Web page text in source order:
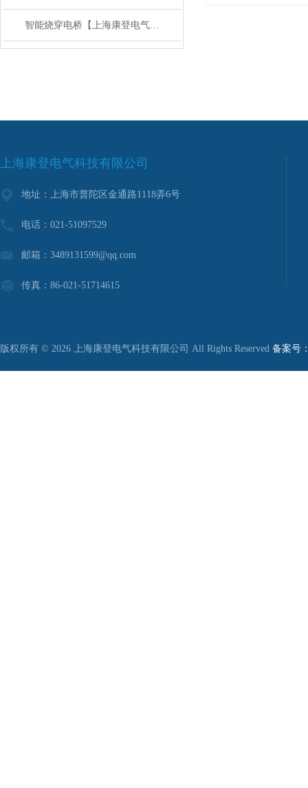
​ 智能烧穿电桥【上海康登电气】讲解
上海康登电气科技有限公司
地址：上海市普陀区金通路1118弄6号
电话：021-51097529
邮箱：3489131599@qq.com
传真：86-021-51714615
版权所有 © 2026 上海康登电气科技有限公司 All Rights Reserved 备案号